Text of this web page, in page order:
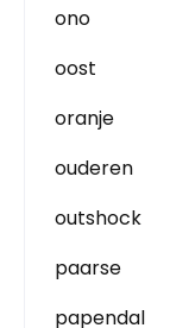
ono
oost
oranje
ouderen
outshock
paarse
papendal